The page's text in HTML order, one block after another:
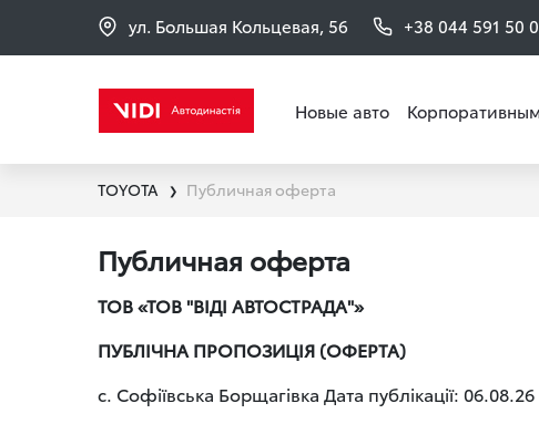
ул. Большая Кольцевая, 56 +38 044 591 50
Новые авто
TOYOTA ❯ Публичная оферта
Публичная оферта
ТОВ «ТОВ "ВІДІ АВТОСТРАДА"»
ПУБЛІЧНА ПРОПОЗИЦІЯ (ОФЕРТА)
с. Софіївська Борщагівка Дата публікації: 06.08.26